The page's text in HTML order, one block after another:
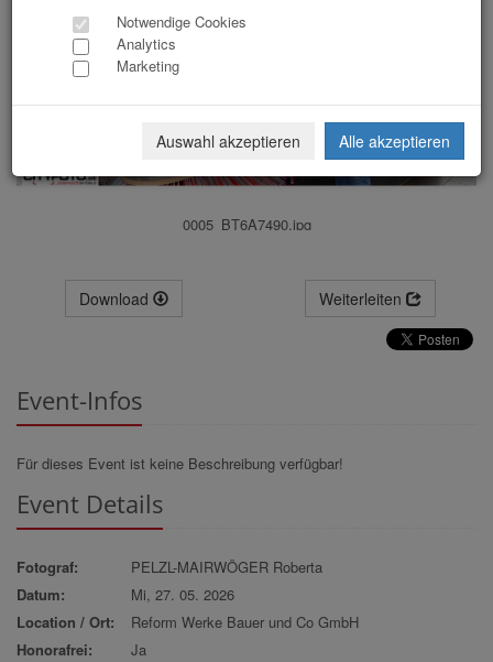
0005_BT6A7490.jpg
Download Weiterleiten
Event-Infos
Für dieses Event ist keine Beschreibung verfügbar!
Event Details
Fotograf:
PELZL-MAIRWÖGER Roberta
Datum:
Mi, 27. 05. 2026
Location / Ort:
Reform Werke Bauer und Co GmbH
Honorafrei:
Ja
Notwendige Cookies
Analytics
Marketing
Auswahl akzeptieren Alle akzeptieren